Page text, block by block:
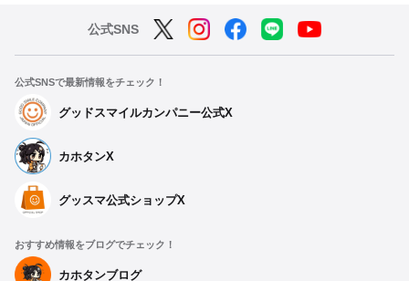
公式SNS
公式SNSで最新情報をチェック！
グッドスマイルカンパニー公式X
カホタンX
グッスマ公式ショップX
おすすめ情報をブログでチェック！
カホタンブログ